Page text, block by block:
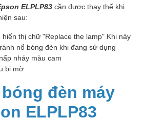
ELPLP83 cần được thay thế khi
sau:
thị chữ "Replace the lamp" Khi này
nổ bóng đèn khi đang sử dụng
nháy màu cam
bị mờ
đèn máy
ELPLP83